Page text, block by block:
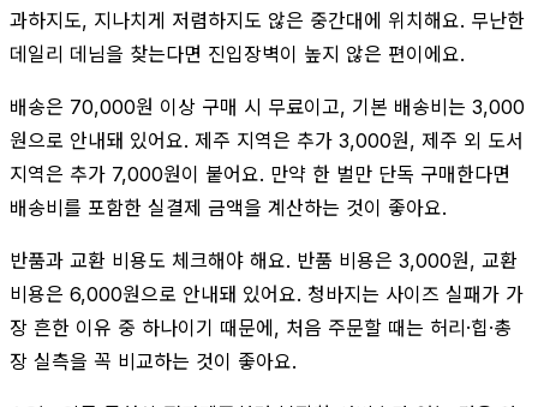
과하지도, 지나치게 저렴하지도 않은 중간대에 위치해요. 무난한
데일리 데님을 찾는다면 진입장벽이 높지 않은 편이에요.
배송은 70,000원 이상 구매 시 무료이고, 기본 배송비는 3,000
원으로 안내돼 있어요. 제주 지역은 추가 3,000원, 제주 외 도서
지역은 추가 7,000원이 붙어요. 만약 한 벌만 단독 구매한다면
배송비를 포함한 실결제 금액을 계산하는 것이 좋아요.
반품과 교환 비용도 체크해야 해요. 반품 비용은 3,000원, 교환
비용은 6,000원으로 안내돼 있어요. 청바지는 사이즈 실패가 가
장 흔한 이유 중 하나이기 때문에, 처음 주문할 때는 허리·힙·총
장 실측을 꼭 비교하는 것이 좋아요.